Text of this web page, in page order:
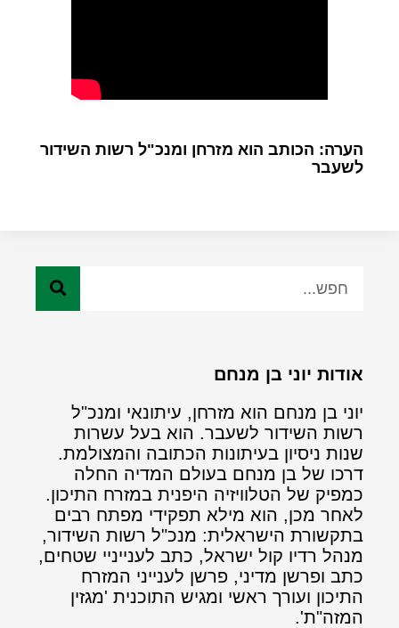
הערה: הכותב הוא מזרחן ומנכ"ל רשות השידור
לשעבר
אודות יוני בן מנחם
יוני בן מנחם הוא מזרחן, עיתונאי ומנכ"ל
רשות השידור לשעבר. הוא בעל עשרות
שנות ניסיון בעיתונות הכתובה והמצולמת.
דרכו של בן מנחם בעולם המדיה החלה
כמפיק של הטלוויזיה היפנית במזרח התיכון.
לאחר מכן, הוא מילא תפקידי מפתח רבים
בתקשורת הישראלית: מנכ"ל רשות השידור,
מנהל רדיו קול ישראל, כתב לענייניי שטחים,
כתב ופרשן מדיני, פרשן לענייני המזרח
התיכון ועורך ראשי ומגיש התוכנית 'מגזין
המזה"ת'.